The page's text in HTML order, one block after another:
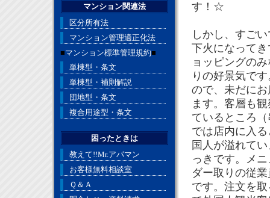
す！☆
しかし、すご
下火になって
ョッピングの
りの好景気で
ので、未だに
ます。客層も
ているところ
では店内に入
国人が溢れて
っきです。メ
ダー取りの従
です。注文を
マンション関連法
区分所有法
マンション管理適正化法
■マンション標準管理規約■
単棟型・条文
単棟型・補則解説
団地型・条文
複合用途型・条文
困ったときは
教えて!!Mr.アパマン
お客様無料相談室
Ｑ＆Ａ